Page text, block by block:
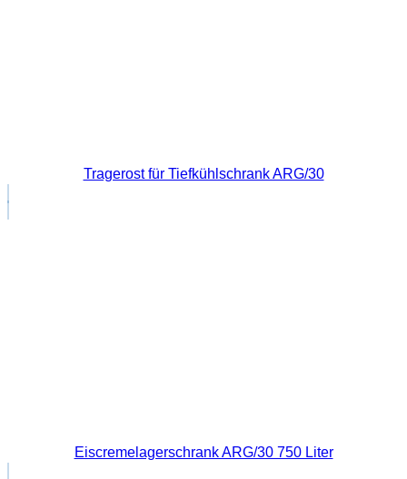
Tragerost für Tiefkühlschrank ARG/30
Eiscremelagerschrank ARG/30 750 Liter